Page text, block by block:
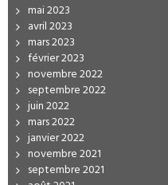
mai 2023
avril 2023
mars 2023
février 2023
novembre 2022
septembre 2022
juin 2022
mars 2022
janvier 2022
novembre 2021
septembre 2021